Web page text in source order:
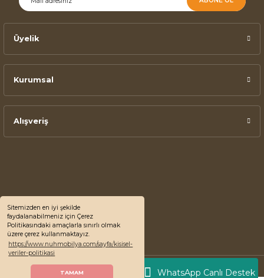
Sitemizden en iyi şekilde
faydalanabilmeniz için Çerez
Politikasındaki amaçlarla sınırlı olmak
üzere çerez kullanmaktayız.
https://www.nuhmobilya.com/sayfa/kisisel-
veriler-politikasi
TAMAM WhatsApp Canlı Destek
Üyelik
Kurumsal
Alışveriş
© 2022 Nuh Mobilya, Tüm Hakları Saklıdır.